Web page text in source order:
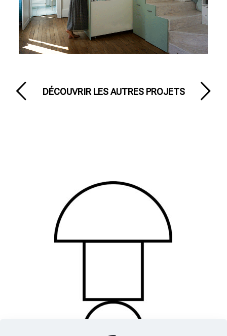
DÉCOUVRIR LES AUTRES PROJETS